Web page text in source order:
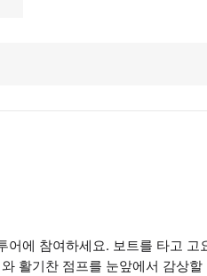
에 참여하세요. 보트를 타고 고
활기찬 점프를 눈앞에서 감상